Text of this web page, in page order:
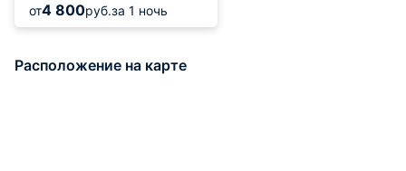
от4 800руб.за 1 ночь
Расположение на карте